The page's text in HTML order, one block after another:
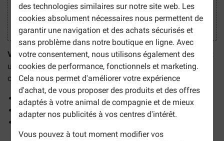
des technologies similaires sur notre site web. Les
cookies absolument nécessaires nous permettent de
garantir une navigation et des achats sécurisés et
sans problème dans notre boutique en ligne. Avec
votre consentement, nous utilisons également des
cookies de performance, fonctionnels et marketing.
Cela nous permet d'améliorer votre expérience
d'achat, de vous proposer des produits et des offres
adaptés à votre animal de compagnie et de mieux
adapter nos publicités à vos centres d'intérêt.
Vous pouvez à tout moment modifier vos
Virbac C.E.T. Kit de Soins Dentaires pour chien et chat
est
un ensemble complet de soins dentaire qui convient aux
chiens ainsi qu'aux chats. Les avantages:
Avec 1 brosse à doigt pour la phase d'apprentissage
Dentifrice spécial saveur poulet
Contient 1 brosse à dents double face